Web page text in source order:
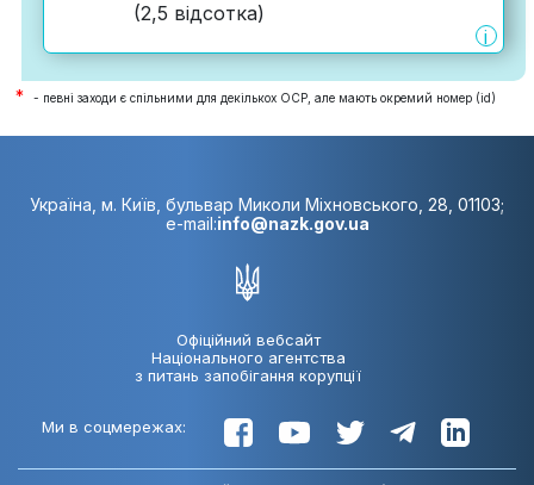
(2,5 відсотка)
i
* - певні заходи є спільними для декількох ОСР, але мають окремий номер (id)
Україна, м. Київ, бульвар Миколи Міхновського, 28, 01103;
e-mail:info@nazk.gov.ua
Офіційний вебсайт
Національного агентства
з питань запобігання корупції
Ми в соцмережах: